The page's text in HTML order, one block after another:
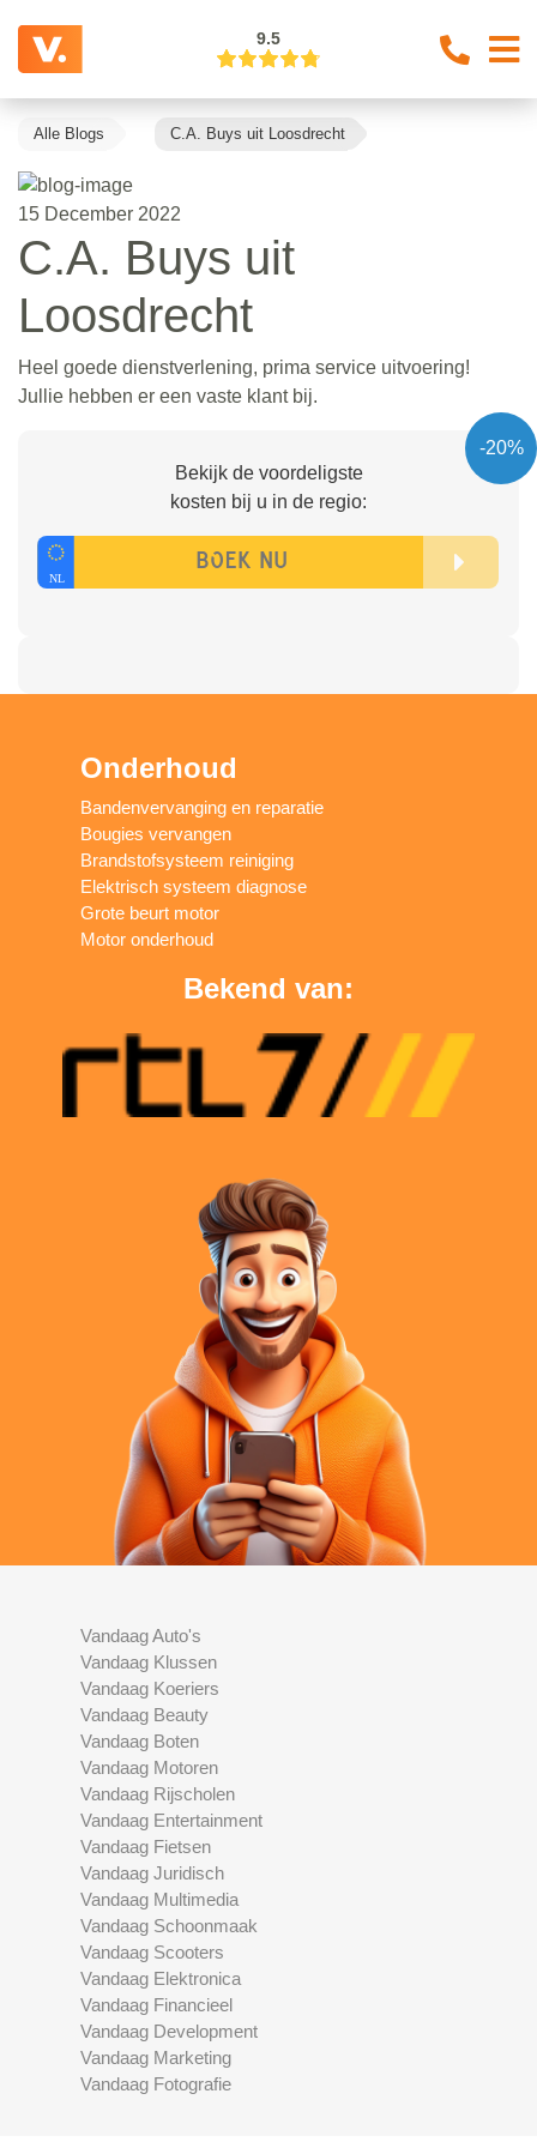
9.5
Alle Blogs C.A. Buys uit Loosdrecht
15 December 2022
C.A. Buys uit
Loosdrecht
Heel goede dienstverlening, prima service uitvoering!
Jullie hebben er een vaste klant bij.
-20%
Bekijk de voordeligste
kosten bij u in de regio:
Onderhoud
Bandenvervanging en reparatie
Bougies vervangen
Brandstofsysteem reiniging
Elektrisch systeem diagnose
Grote beurt motor
Motor onderhoud
Bekend van:
Vandaag Auto's
Vandaag Klussen
Vandaag Koeriers
Vandaag Beauty
Vandaag Boten
Vandaag Motoren
Vandaag Rijscholen
Vandaag Entertainment
Vandaag Fietsen
Vandaag Juridisch
Vandaag Multimedia
Vandaag Schoonmaak
Vandaag Scooters
Vandaag Elektronica
Vandaag Financieel
Vandaag Development
Vandaag Marketing
Vandaag Fotografie